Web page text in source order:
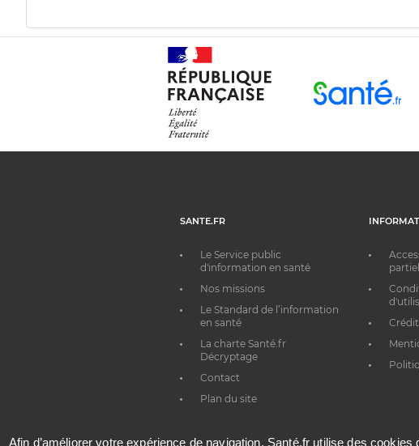
SANTE.FR
Le Service public
d'information en santé
Nos missions
Le Standard de l’information
en santé
La charte Santé.fr
Décryptage
Contact
Plan du site
Afin d’améliorer votre expérience de navigation, Santé.fr utilise des